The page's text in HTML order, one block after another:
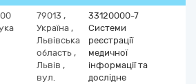
79013 ,
Україна ,
Львівська
область ,
Львів ,
вул.
33120000-7
Системи
реєстрації
медичної
інформації та
дослідне